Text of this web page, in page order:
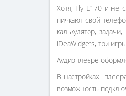
Хотя, Fly E170 и не
пичкают свой
калькулятор,
iDeaWidgets, три
Аудиоплеере
В настройках
возможность